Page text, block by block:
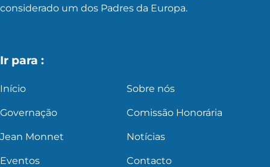
considerado um dos Padres da Europa.
Ir para :
Início Sobre nós
Governação Comissão Honorária
Jean Monnet Notícias
Eventos Contacto